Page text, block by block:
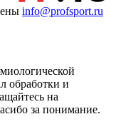
info@profsport.ru
обработки и
на
за понимание.